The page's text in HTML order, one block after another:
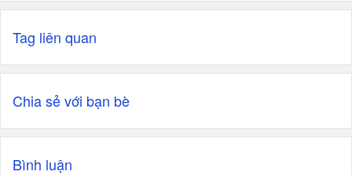
Tag liên quan
Chia sẻ với bạn bè
Bình luận